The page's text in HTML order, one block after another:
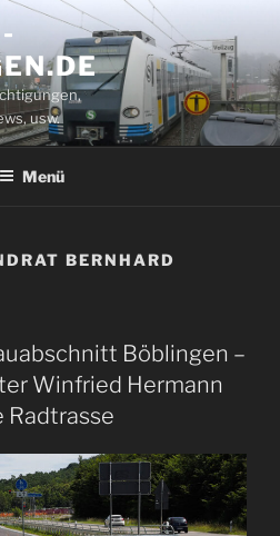
usw.
Menü
BERNHARD
Böblingen –
Winfried Hermann
Radtrasse